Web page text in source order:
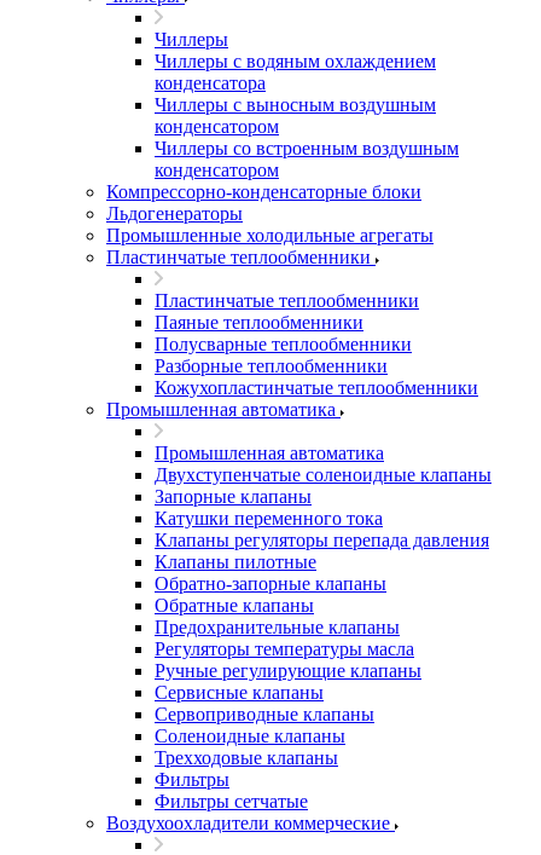
Чиллеры
Чиллеры с водяным охлаждением
конденсатора
Чиллеры с выносным воздушным
конденсатором
Чиллеры со встроенным воздушным
конденсатором
Компрессорно-конденсаторные блоки
Льдогенераторы
Промышленные холодильные агрегаты
Пластинчатые теплообменники
Пластинчатые теплообменники
Паяные теплообменники
Полусварные теплообменники
Разборные теплообменники
Кожухопластинчатые теплообменники
Промышленная автоматика
Промышленная автоматика
Двухступенчатые соленоидные клапаны
Запорные клапаны
Катушки переменного тока
Клапаны регуляторы перепада давления
Клапаны пилотные
Обратно-запорные клапаны
Обратные клапаны
Предохранительные клапаны
Регуляторы температуры масла
Ручные регулирующие клапаны
Сервисные клапаны
Сервоприводные клапаны
Соленоидные клапаны
Трехходовые клапаны
Фильтры
Фильтры сетчатые
Воздухоохладители коммерческие